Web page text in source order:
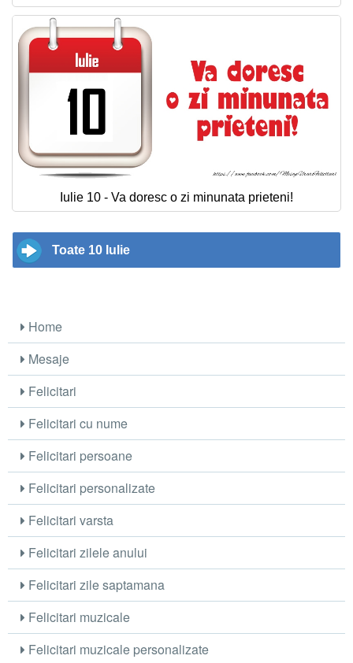
Iulie 10 - Va doresc o zi minunata prieteni!
Toate 10 Iulie
Home
Mesaje
Felicitari
Felicitari cu nume
Felicitari persoane
Felicitari personalizate
Felicitari varsta
Felicitari zilele anului
Felicitari zile saptamana
Felicitari muzicale
Felicitari muzicale personalizate